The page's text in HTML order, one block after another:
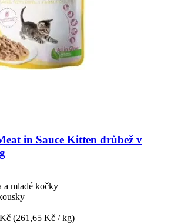
in Sauce Kitten drůbež v
a mladé kočky
(261,65 Kč / kg)